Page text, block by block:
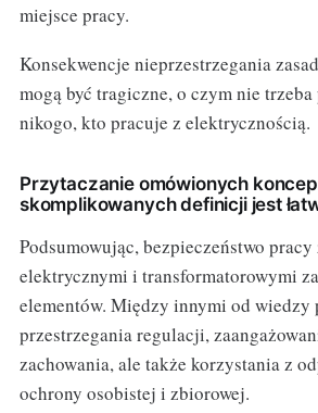
miejsce pracy.
Konsekwencje nieprzestrzegania
mogą być tragiczne, o czym nie
nikogo, kto pracuje z elektrycznością.
Przytaczanie omówionych
skomplikowanych definicji jest
Podsumowując, bezpieczeństwo
elektrycznymi i transformatorowymi
elementów. Między innymi od wiedzy
przestrzegania regulacji,
zachowania, ale także korzystania z
ochrony osobistej i zbiorowej.